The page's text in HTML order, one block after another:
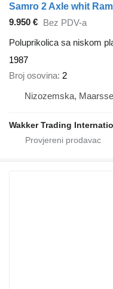
Samro 2 Axle whit
9.950 € Bez PDV-a
Poluprikolica sa niskom
1987
Broj osovina 2
Nizozemska,
Wakker Trading